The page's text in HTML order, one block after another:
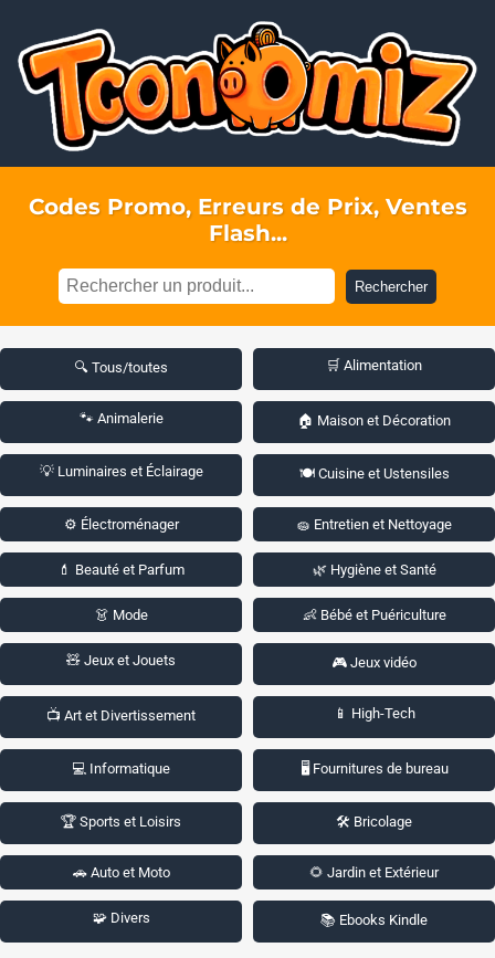
Codes Promo, Erreurs de Prix, Ventes
Flash...
Rechercher
🔍 Tous/toutes 🛒 Alimentation
🐾 Animalerie 🏠 Maison et Décoration
💡 Luminaires et Éclairage 🍽️ Cuisine et Ustensiles
⚙️ Électroménager 🧽 Entretien et Nettoyage
💄 Beauté et Parfum 🌿 Hygiène et Santé
👗 Mode 👶 Bébé et Puériculture
🧸 Jeux et Jouets 🎮 Jeux vidéo
📺 Art et Divertissement 📱 High-Tech
💻 Informatique 🖥️ Fournitures de bureau
🏆 Sports et Loisirs 🛠️ Bricolage
🚗 Auto et Moto 🌻 Jardin et Extérieur
🧩 Divers 📚 Ebooks Kindle